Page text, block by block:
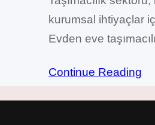
kurumsal ihtiyaçlar
Evden eve
Continue Reading